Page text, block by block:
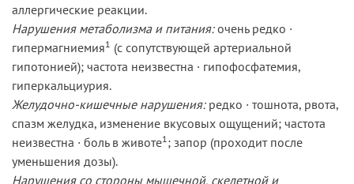
аллергические реакции.
Нарушения метаболизма и питания:очень редко ·
гипермагниемия1 (с сопутствующей артериальной
гипотонией); частота неизвестна · гипофосфатемия,
гиперкальциурия.
Желудочно-кишечные нарушения: редко · тошнота, рвота,
спазм желудка, изменение вкусовых ощущений; частота
неизвестна · боль в животе1 ; запор (проходит после
уменьшения дозы).
Нарушения со стороны мышечной, скелетной и